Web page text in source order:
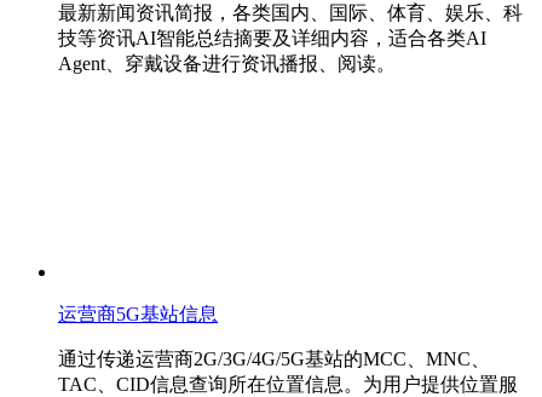
最新新闻资讯简报，各类国内、国际、体育、娱乐、科
技等资讯AI智能总结摘要及详细内容，适合各类AI
Agent、穿戴设备进行资讯播报、阅读。
运营商5G基站信息
通过传递运营商2G/3G/4G/5G基站的MCC、MNC、
TAC、CID信息查询所在位置信息。为用户提供位置服